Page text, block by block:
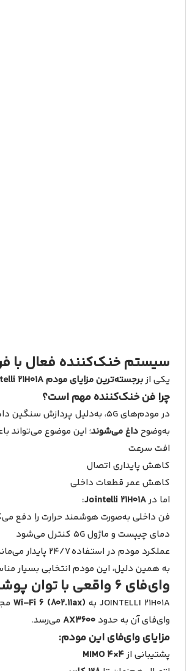
سیستم خنک‌کننده فعال با
یکی ازبرجسته‌ترین مزایای مودم Jointelli 21H01A
چرا فن خنک‌کننده مهم است؟
در مودم‌های 5G، به‌دلیل پردازش سنگین داده، دمای دستگاه در استفاده‌های طولانی‌مدت افزایش پیدا می‌کند. بسیاری از مودم‌های معروف بازار مانند
به‌وضوحداغ می‌شوند؛ این موضوع می‌تواند
افت سرعت
کاهش پایداری اتصال
کاهش عمر قطعات داخلی
اما درJointelli 21H01A
:
فن داخلی به‌صورت هوشمند حرارت را دفع
دمای چیپست و ماژول 5G کنترل می‌شود
عملکرد مودم در استفاده 24/7 پایدار می‌ماند
به همین دلیل، این مودم انتخابی بسیار
وای‌فای 6 واقعی با توان پوشش بالا
JOINTELLI 21H01A به
Wi-Fi 6 (802.11ax)
وای‌فای آن به حدود AX3600 می‌رسد.
مزایای وای‌فای این مودم:
پشتیبانی ازMIMO 4×4